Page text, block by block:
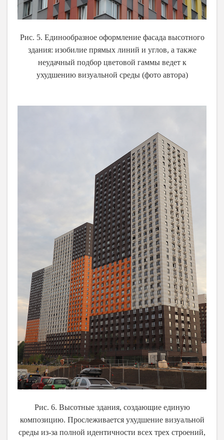
Рис. 5. Единообразное оформление фасада высотного
здания: изобилие прямых линий и углов, а также
неудачный подбор цветовой гаммы ведет к
ухудшению визуальной среды (фото автора)
Рис. 6. Высотные здания, создающие единую
композицию. Прослеживается ухудшение визуальной
среды из-за полной идентичности всех трех строений,